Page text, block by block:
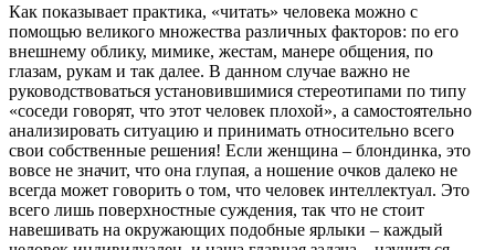
Как показывает практика, «читать» человека можно с
помощью великого множества различных факторов: по его
внешнему облику, мимике, жестам, манере общения, по
глазам, рукам и так далее. В данном случае важно не
руководствоваться установившимися стереотипами по типу
«соседи говорят, что этот человек плохой», а самостоятельно
анализировать ситуацию и принимать относительно всего
свои собственные решения! Если женщина – блондинка, это
вовсе не значит, что она глупая, а ношение очков далеко не
всегда может говорить о том, что человек интеллектуал. Это
всего лишь поверхностные суждения, так что не стоит
навешивать на окружающих подобные ярлыки – каждый